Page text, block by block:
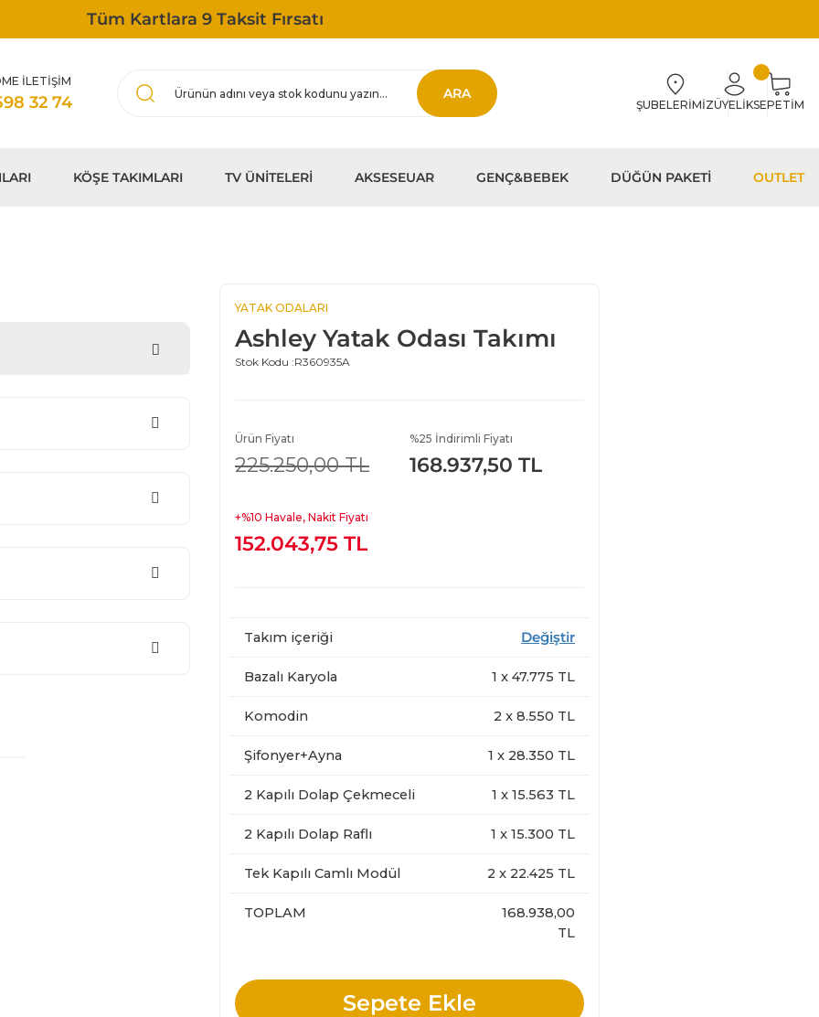
Tüm Kartlara 9 Taksit Fırsatı
İLETİŞİM
32 74 ARA
ŞUBELERİMİZÜYELİKSEPETİM
KÖŞE TAKIMLARI TV ÜNİTELERİ AKSESEUAR GENÇ&BEBEK DÜĞÜN PAKETİ OUTLET
YATAK ODALARI
Ashley Yatak Odası Takımı
Stok Kodu :R360935A
Ürün Fiyatı
225.250,00 TL
%25 İndirimli Fiyatı
168.937,50 TL
+%10 Havale, Nakit Fiyatı
152.043,75 TL
Takım içeriği Değiştir
Bazalı Karyola 1 x 47.775 TL
Komodin 2 x 8.550 TL
Şifonyer+Ayna 1 x 28.350 TL
2 Kapılı Dolap Çekmeceli 1 x 15.563 TL
2 Kapılı Dolap Raflı 1 x 15.300 TL
Tek Kapılı Camlı Modül 2 x 22.425 TL
TOPLAM
168.938,00
TL
Sepete Ekle